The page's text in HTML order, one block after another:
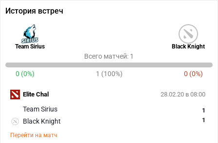
История встреч
Team Sirius Black Knight
Всего матчей: 1
0 (0%) 1 (100%) 0 (0%)
28.02.20 в 08:00
Team Sirius
Black Knight
1
1
Перейти на матч
Elite Chal